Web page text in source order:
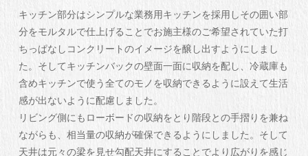
キッチン部分はシンプルな業務用キッチンを採用しその囲い部
分をモルタルで仕上げることでお施主様のご希望されていた打
ちっぱなしコンクリートのイメージを醸し出すようにしまし
た。そしてキッチンバックの壁面一面に収納を配し、冷蔵庫も
含めキッチンで使う全てのモノを収納できるように設えて生活
感が出ないように配慮しました。
リビング側にもローボードの収納をとり階段との手摺りを兼ね
ながらも、相当量の収納が確保できるようにしました。そして
天井は元々の梁を見せ勾配天井にすることでより広がりを感じ